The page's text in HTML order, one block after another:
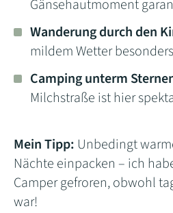
Gänsehautmoment
Wanderung durch den
mildem Wetter
Camping unterm
Milchstraße ist hier
Mein Tipp: Unbedingt
Nächte einpacken – ich
Camper gefroren, obwohl
war!